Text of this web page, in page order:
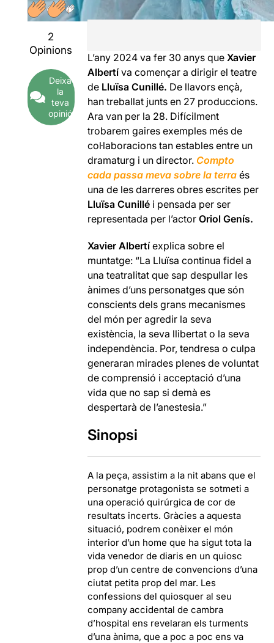
2
Opinions
Deixa
la
teva
opinió
L’any 2024 va fer 30 anys que Xavier
Albertí va començar a dirigir el teatre
de Lluïsa Cunillé. De llavors ençà,
han treballat junts en 27 produccions.
Ara van per la 28. Difícilment
trobarem gaires exemples més de
col·laboracions tan estables entre un
dramaturg i un director. Compto
cada passa meva sobre la terra és
una de les darreres obres escrites per
Lluïsa Cunillé i pensada per ser
representada per l’actorOriol Genís.
Xavier Albertí explica sobre el
muntatge: “La Lluïsa continua fidel a
una teatralitat que sap despullar les
ànimes d’uns personatges que són
conscients dels grans mecanismes
del món per agredir la seva
existència, la seva llibertat o la seva
independència. Por, tendresa o culpa
generaran mirades plenes de voluntat
de comprensió i acceptació d’una
vida que no sap si demà es
despertarà de l’anestesia.”
Sinopsi
A la peça, assistim a la nit abans que el
personatge protagonista se sotmeti a
una operació quirúrgica de cor de
resultats incerts. Gràcies a aquesta
situació, podrem conèixer el món
interior d’un home que ha sigut tota la
vida venedor de diaris en un quiosc
prop d’un centre de convencions d’una
ciutat petita prop del mar. Les
confessions del quiosquer al seu
company accidental de cambra
d’hospital ens revelaran els turments
d’una ànima, que a poc a poc ens va